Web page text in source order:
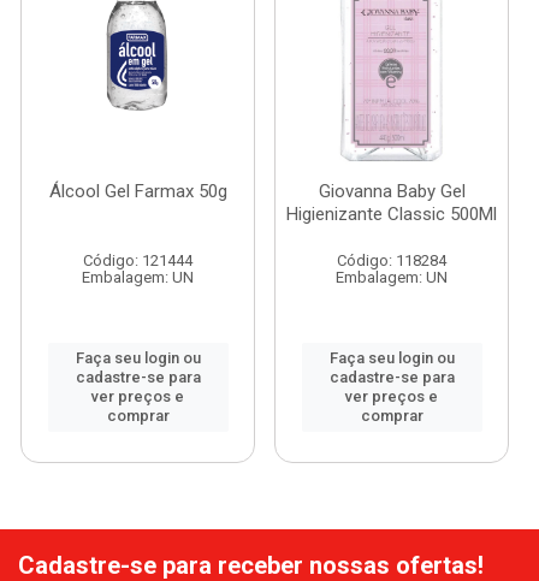
Álcool Gel Farmax 50g
Código: 121444
Embalagem: UN
Faça seu login ou
cadastre-se para
ver preços e
comprar
Giovanna Baby Gel
Higienizante Classic 500Ml
Código: 118284
Embalagem: UN
Faça seu login ou
cadastre-se para
ver preços e
comprar
Cadastre-se para receber nossas ofertas!